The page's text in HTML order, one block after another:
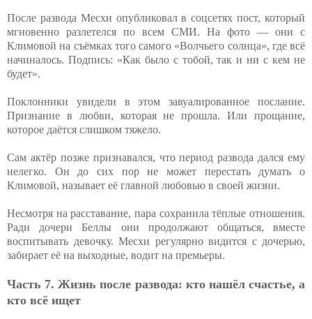
После развода Месхи опубликовал в соцсетях пост, который
мгновенно разлетелся по всем СМИ. На фото — они с
Климовой на съёмках того самого «Волчьего солнца», где всё
начиналось. Подпись: «Как было с тобой, так и ни с кем не
будет».
Поклонники увидели в этом завуалированное послание.
Признание в любви, которая не прошла. Или прощание,
которое даётся слишком тяжело.
Сам актёр позже признавался, что период развода дался ему
нелегко. Он до сих пор не может перестать думать о
Климовой, называет её главной любовью в своей жизни.
Несмотря на расставание, пара сохранила тёплые отношения.
Ради дочери Беллы они продолжают общаться, вместе
воспитывать девочку. Месхи регулярно видится с дочерью,
забирает её на выходные, водит на премьеры.
Часть 7. Жизнь после развода: кто нашёл счастье, а
кто всё ищет